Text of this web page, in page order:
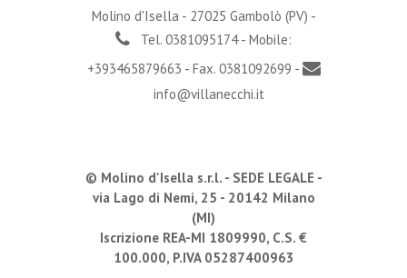
Molino d'Isella - 27025 Gambolò (PV) -
Tel. 0381095174 - Mobile:
+393465879663 - Fax. 0381092699 -
info@villanecchi.it
© Molino d'Isella s.r.l. - SEDE LEGALE -
via Lago di Nemi, 25 - 20142 Milano
(MI)
Iscrizione REA-MI 1809990, C.S. €
100.000, P.IVA 05287400963